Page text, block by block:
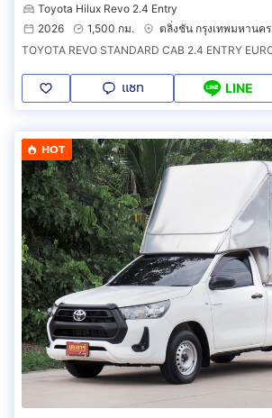
Toyota Hilux Revo 2.4 Entry
2026
1,500 กม.
ตลิ่งชัน กรุงเทพมหานคร
แชท LINE
HOT